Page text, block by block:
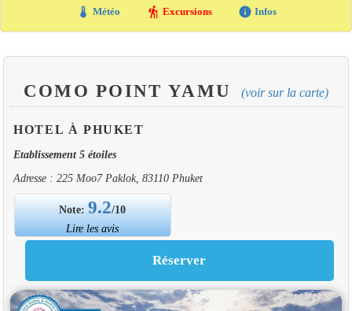
thermostat Météo hiking Excursions info Infos
COMO POINT YAMU (voir sur la carte)
HOTEL À PHUKET
Etablissement 5 étoiles
Adresse : 225 Moo7 Paklok, 83110 Phuket
Note:9.2/10
Lire les avis